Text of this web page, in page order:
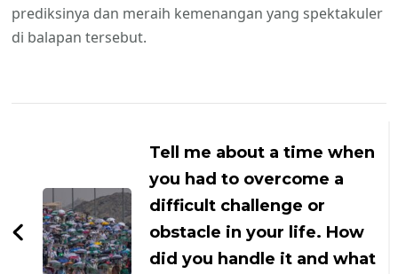
prediksinya dan meraih kemenangan yang spektakuler
di balapan tersebut.
Tell me about a time when
you had to overcome a
difficult challenge or
obstacle in your life. How
did you handle it and what